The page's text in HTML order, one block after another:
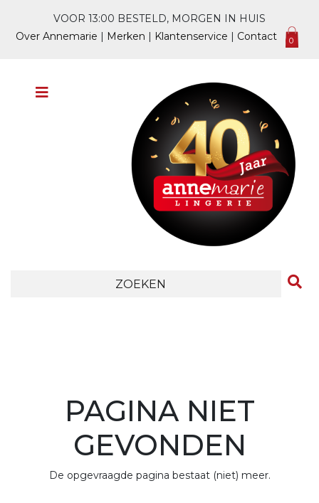
VOOR 13:00 BESTELD, MORGEN IN HUIS
Over Annemarie | Merken | Klantenservice | Contact 0
PAGINA NIET
GEVONDEN
De opgevraagde pagina bestaat (niet) meer.